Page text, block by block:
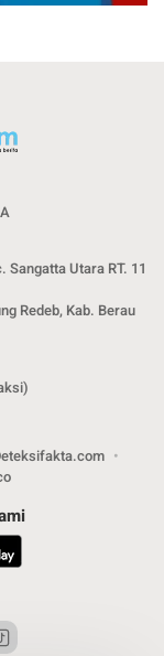
Sangatta Utara RT. 11
Redeb, Kab. Berau